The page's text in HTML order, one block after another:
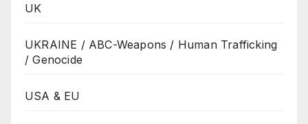
UK
UKRAINE / ABC-Weapons / Human Trafficking
/ Genocide
USA & EU